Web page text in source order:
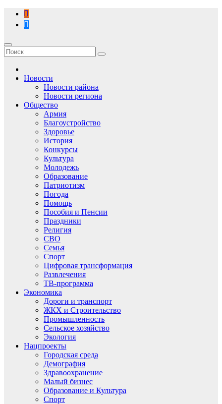
Перейти
содержимому
Новости
Новости района
Новости региона
Общество
Армия
Благоустройство
Здоровье
История
Конкурсы
Культура
Молодежь
Образование
Патриотизм
Погода
Помощь
Пособия и Пенсии
Праздники
Религия
СВО
Семья
Спорт
Цифровая трансформация
Развлечения
ТВ-программа
Экономика
Дороги и транспорт
ЖКХ и Строительство
Промышленность
Сельское хозяйство
Экология
Нацпроекты
Городская среда
Демография
Здравоохранение
Малый бизнес
Образование и Культура
Спорт